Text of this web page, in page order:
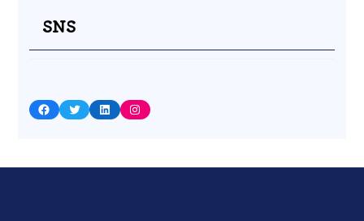
SNS
Facebook Twitter LinkedIn Instagram